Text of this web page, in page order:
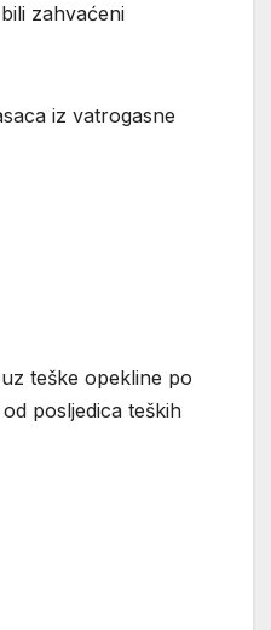
zahvaćeni
iz vatrogasne
teške opekline po
posljedica teških